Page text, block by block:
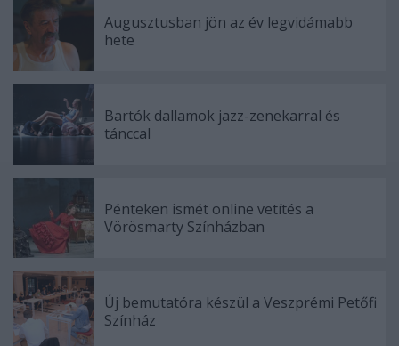
user protection.
Augusztusban jön az év legvidámabb
hete
Bartók dallamok jazz-zenekarral és
tánccal
Pénteken ismét online vetítés a
Vörösmarty Színházban
Új bemutatóra készül a Veszprémi Petőfi
Színház